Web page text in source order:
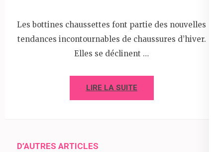
Les bottines chaussettes font partie des nouvelles
tendances incontournables de chaussures d’hiver.
Elles se déclinent …
LIRE LA SUITE
D’AUTRES ARTICLES